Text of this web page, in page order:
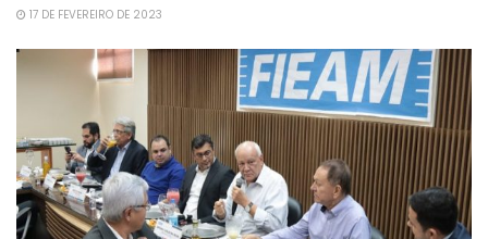
17 DE FEVEREIRO DE 2023